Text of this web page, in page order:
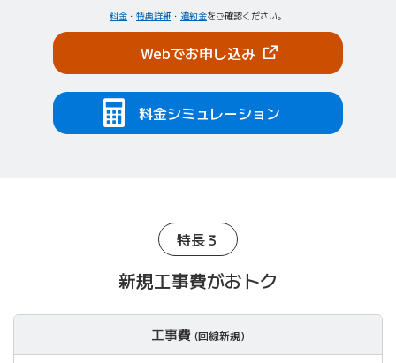
料金 ・ 特典詳細 ・ 違約金をご確認ください。
Webでお申し込み（新しいタブで開き
料金シミュレーション
特長３
新規工事費がおトク
工事費 (回線新規)